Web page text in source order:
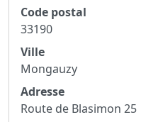
Code postal
33190
Ville
Mongauzy
Adresse
Route de Blasimon 25